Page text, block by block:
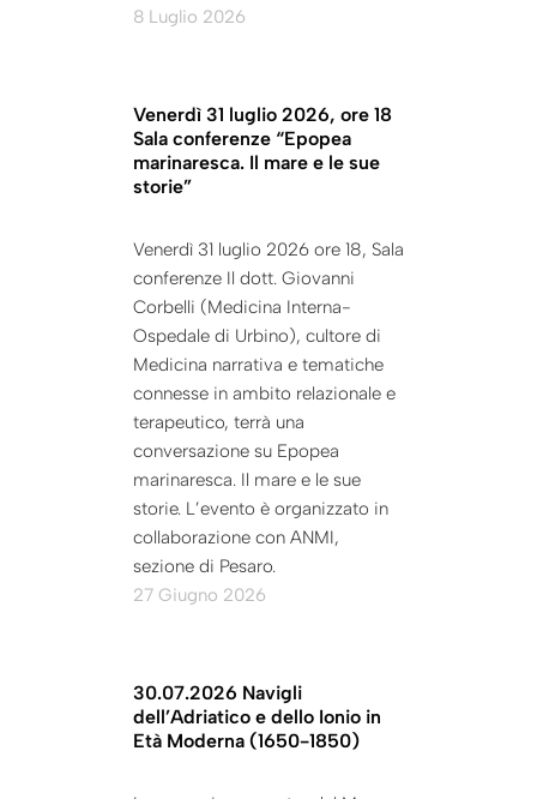
8 Luglio 2026
Venerdì 31 luglio 2026, ore 18
Sala conferenze “Epopea
marinaresca. Il mare e le sue
storie”
Venerdì 31 luglio 2026 ore 18, Sala
conferenze Il dott. Giovanni
Corbelli (Medicina Interna-
Ospedale di Urbino), cultore di
Medicina narrativa e tematiche
connesse in ambito relazionale e
terapeutico, terrà una
conversazione su Epopea
marinaresca. Il mare e le sue
storie. L’evento è organizzato in
collaborazione con ANMI,
sezione di Pesaro.
27 Giugno 2026
30.07.2026 Navigli
dell’Adriatico e dello Ionio in
Età Moderna (1650-1850)